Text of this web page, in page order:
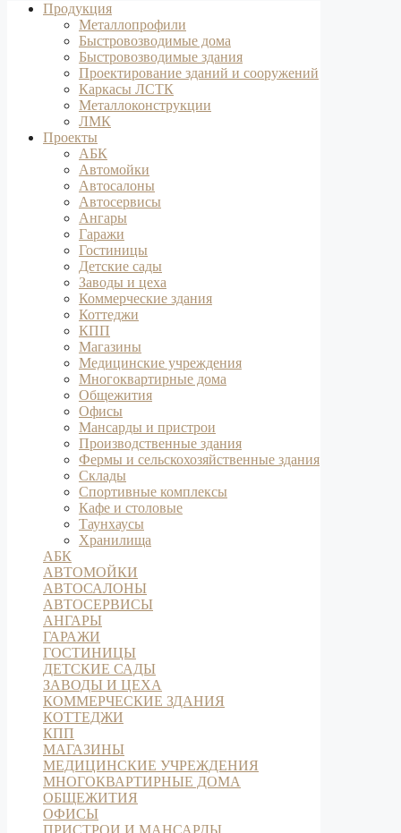
Продукция
Металлопрофили
Быстровозводимые дома
Быстровозводимые здания
Проектирование зданий и сооружений
Каркасы ЛСТК
Металлоконструкции
ЛМК
Проекты
АБК
Автомойки
Автосалоны
Автосервисы
Ангары
Гаражи
Гостиницы
Детские сады
Заводы и цеха
Коммерческие здания
Коттеджи
КПП
Магазины
Медицинские учреждения
Многоквартирные дома
Общежития
Офисы
Мансарды и пристрои
Производственные здания
Фермы и сельскохозяйственные здания
Склады
Спортивные комплексы
Кафе и столовые
Таунхаусы
Хранилища
АБК
АВТОМОЙКИ
АВТОСАЛОНЫ
АВТОСЕРВИСЫ
АНГАРЫ
ГАРАЖИ
ГОСТИНИЦЫ
ДЕТСКИЕ САДЫ
ЗАВОДЫ И ЦЕХА
КОММЕРЧЕСКИЕ ЗДАНИЯ
КОТТЕДЖИ
КПП
МАГАЗИНЫ
МЕДИЦИНСКИЕ УЧРЕЖДЕНИЯ
МНОГОКВАРТИРНЫЕ ДОМА
ОБЩЕЖИТИЯ
ОФИСЫ
ПРИСТРОИ И МАНСАРДЫ